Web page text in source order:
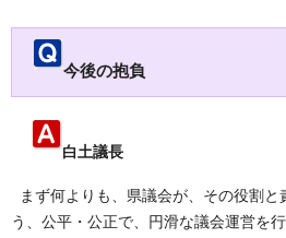
今後の抱負
白土議長
まず何よりも、県議会が、その役割と
う、公平・公正で、円滑な議会運営を